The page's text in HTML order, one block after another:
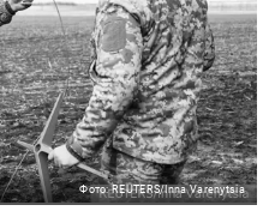
Фото: REUTERS/Inna Varenytsia